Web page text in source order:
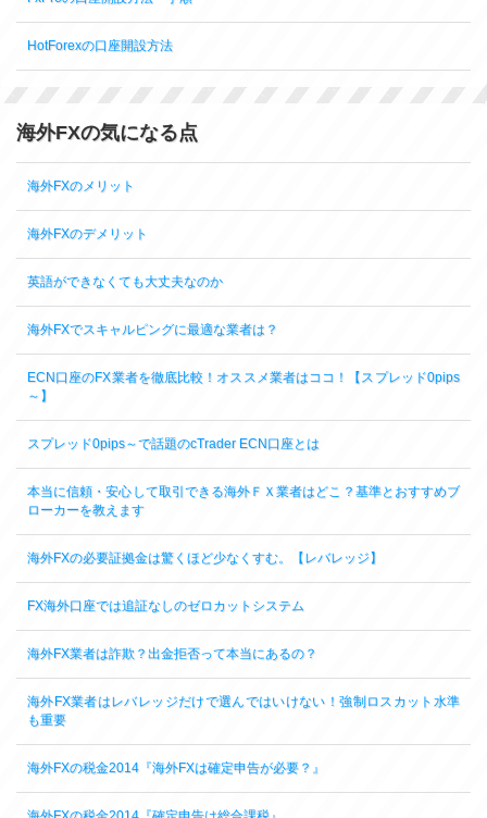
HotForexの口座開設方法
海外FXの気になる点
海外FXのメリット
海外FXのデメリット
英語ができなくても大丈夫なのか
海外FXでスキャルピングに最適な業者は？
ECN口座のFX業者を徹底比較！オススメ業者はココ！【スプレッド0pips
～】
スプレッド0pips～で話題のcTrader ECN口座とは
本当に信頼・安心して取引できる海外ＦＸ業者はどこ？基準とおすすめブ
ローカーを教えます
海外FXの必要証拠金は驚くほど少なくすむ。【レバレッジ】
FX海外口座では追証なしのゼロカットシステム
海外FX業者は詐欺？出金拒否って本当にあるの？
海外FX業者はレバレッジだけで選んではいけない！強制ロスカット水準
も重要
海外FXの税金2014『海外FXは確定申告が必要？』